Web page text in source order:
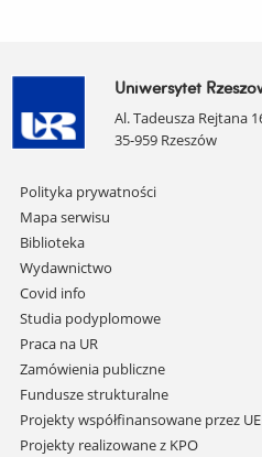
Uniwersytet
Al. Tadeusza Rejtana
35-959 Rzeszów
Pomiń
nawigację
i
przejdź
do
treści
Polityka prywatności
Mapa serwisu
Biblioteka
Wydawnictwo
Covid info
Studia podyplomowe
Praca na UR
Zamówienia publiczne
Fundusze strukturalne
Projekty współfinansowane przez UE
Projekty realizowane z KPO